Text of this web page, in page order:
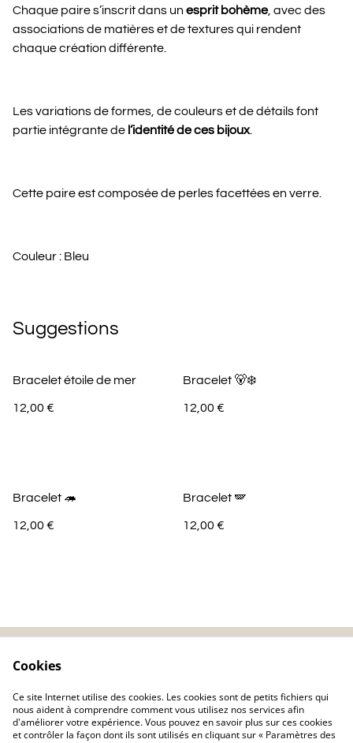
Chaque paire s’inscrit dans unesprit bohème, avec des
associations de matières et de textures qui rendent
chaque création différente.
Les variations de formes, de couleurs et de détails font
partie intégrante de l’identité de ces bijoux.
Cette paire est composée de perles facettées en verre.
Couleur : Bleu
Suggestions
Bracelet étoile de mer
12,00 €
Bracelet 🐻‍❄️
12,00 €
Bracelet 🦔
12,00 €
Bracelet 🪽
12,00 €
confidentialité
Cookies
Ce site Internet utilise des cookies. Les cookies sont de petits fichiers qui
nous aident à comprendre comment vous utilisez nos services afin
d'améliorer votre expérience. Vous pouvez en savoir plus sur ces cookies
et contrôler la façon dont ils sont utilisés en cliquant sur « Paramètres des